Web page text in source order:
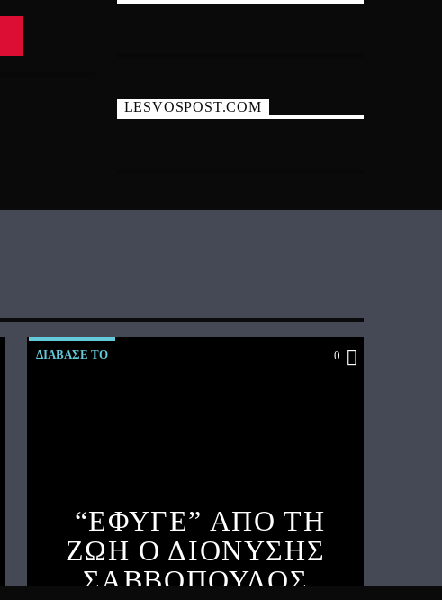
LESVOSPOST.COM
ΔΙΑΒΑΣΕ ΤΟ 0
“ΕΦΥΓΕ” ΑΠΟ ΤΗ
ΖΩΗ Ο ΔΙΟΝΥΣΗΣ
ΣΑΒΒΟΠΟΥΛΟΣ